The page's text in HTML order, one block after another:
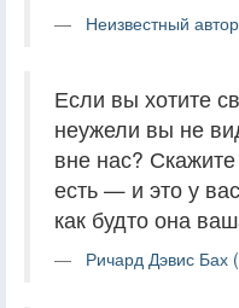
Неизвестный
Если вы хотите
неужели вы не
вне нас?
есть — и это у
как будто она
Ричард Дэвис Бах